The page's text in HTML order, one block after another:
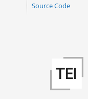
Source Code